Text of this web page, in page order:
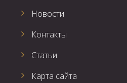
Новости
Контакты
Статьи
Карта сайта